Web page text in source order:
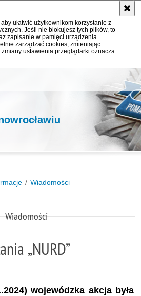
ułatwić użytkownikom korzystanie z
Jeśli nie blokujesz tych plików, to
zapisanie w pamięci urządzenia.
zarządzać cookies, zmieniając
ustawienia przeglądarki oznacza
Wiadomości
Wiadomości
„NURD”
wojewódzka akcja była